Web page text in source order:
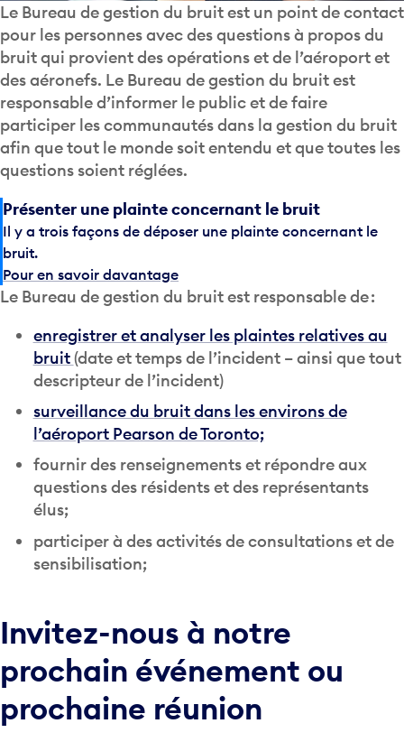
Le Bureau de gestion du bruit est un point de contact
pour les personnes avec des questions à propos du
bruit qui provient des opérations et de l’aéroport et
des aéronefs. Le Bureau de gestion du bruit est
responsable d’informer le public et de faire
participer les communautés dans la gestion du bruit
afin que tout le monde soit entendu et que toutes les
questions soient réglées.
Présenter une plainte concernant le bruit
Il y a trois façons de déposer une plainte concernant le
bruit.
Pour en savoir davantage
Le Bureau de gestion du bruit est responsable de :
enregistrer et analyser les plaintes relatives au
bruit(date et temps de l’incident – ainsi que tout
descripteur de l’incident)
surveillance du bruit dans les environs de
l’aéroport Pearson de Toronto;
fournir des renseignements et répondre aux
questions des résidents et des représentants
élus;
participer à des activités de consultations et de
sensibilisation;
Invitez-nous à notre
prochain événement ou
prochaine réunion